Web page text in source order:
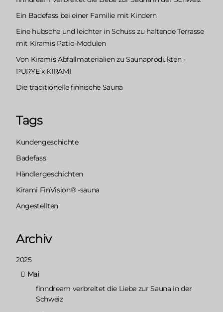
Ein Badefass bei einer Familie mit Kindern
Eine hübsche und leichter in Schuss zu haltende Terrasse
mit Kiramis Patio-Modulen
Von Kiramis Abfallmaterialien zu Saunaprodukten -
PURYE x KIRAMI
Die traditionelle finnische Sauna
Tags
Kundengeschichte
Badefass
Händlergeschichten
Kirami FinVision® -sauna
Angestellten
Archiv
2025
Mai
finndream verbreitet die Liebe zur Sauna in der
Schweiz